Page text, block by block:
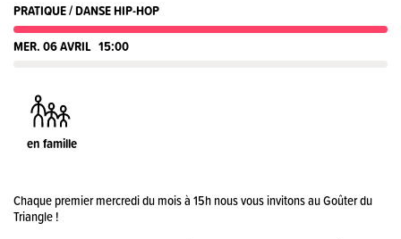
PRATIQUE / DANSE HIP-HOP
MER. 06 AVRIL 15:00
en famille
Chaque premier mercredi du mois à 15h nous vous invitons au Goûter du
Triangle !